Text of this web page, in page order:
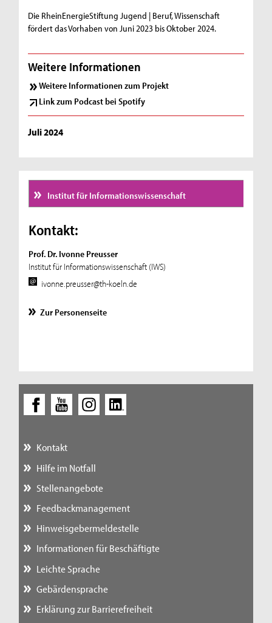
Die RheinEnergieStiftung Jugend | Beruf, Wissenschaft
fördert das Vorhaben von Juni 2023 bis Oktober 2024.
Weitere Informationen
Weitere Informationen zum Projekt
Link zum Podcast bei Spotify
Juli 2024
Institut für Informationswissenschaft
Kontakt:
Prof. Dr. Ivonne Preusser
Institut für Informationswissenschaft (IWS)
ivonne.preusser@th-koeln.de
Zur Personenseite
Kontakt
Hilfe im Notfall
Stellenangebote
Feedbackmanagement
Hinweisgebermeldestelle
Informationen für Beschäftigte
Leichte Sprache
Gebärdensprache
Erklärung zur Barrierefreiheit